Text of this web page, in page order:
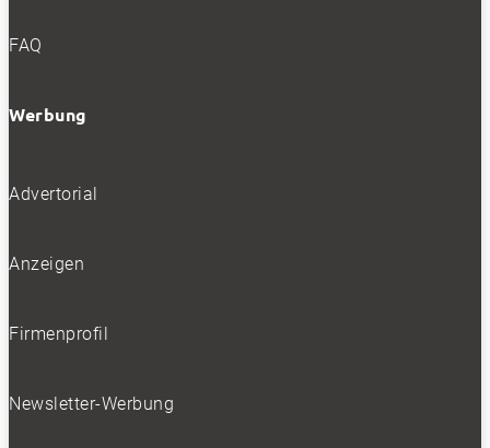
SOCIALS
Folgen
Folgen
BELIEBTE NEWS
FAQ
Werbung
Advertorial
Anzeigen
Firmenprofil
Newsletter-Werbung